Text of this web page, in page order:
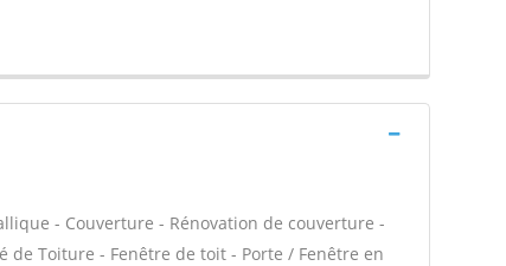
- Couverture - Rénovation de couverture -
de Toiture - Fenêtre de toit - Porte / Fenêtre en